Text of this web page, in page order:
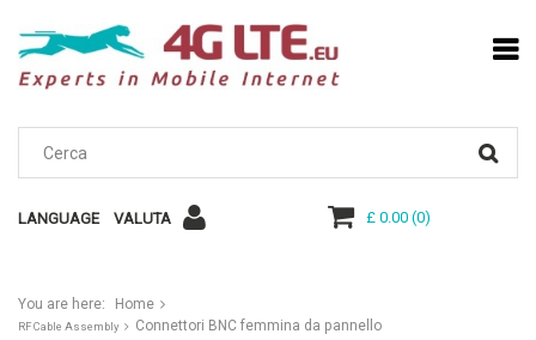
LANGUAGE VALUTA £ 0.00(0)
You are here: Home
RF Cable Assembly Connettori BNC femmina da pannello